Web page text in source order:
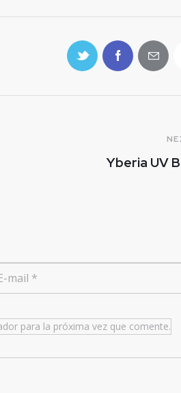
Yberia UV
para la próxima vez que comente.